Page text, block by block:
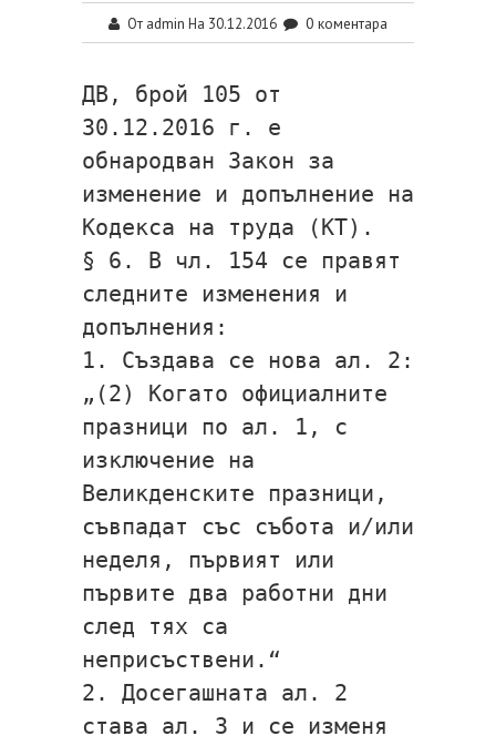
От admin На 30.12.2016 0 коментара
ДВ, брой 105 от
30.12.2016 г. е
обнародван Закон за
изменение и допълнение на
Кодекса на труда (КТ).
§ 6. В чл. 154 се правят
следните изменения и
допълнения:
1. Създава се нова ал. 2:
„(2) Когато официалните
празници по ал. 1, с
изключение на
Великденските празници,
съвпадат със събота и/или
неделя, първият или
първите два работни дни
след тях са
неприсъствени.“
2. Досегашната ал. 2
става ал. 3 и се изменя